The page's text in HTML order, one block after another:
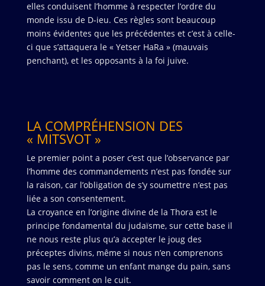
elles conduisent l’homme à respecter l’ordre du
monde issu de D-ieu. Ces règles sont beaucoup
moins évidentes que les précédentes et c’est à celle-
ci que s’attaquera le « Yetser HaRa » (mauvais
penchant), et les opposants à la foi juive.
LA COMPRÉHENSION DES
« MITSVOT »
Le premier point a poser c’est que l’observance par
l’homme des commandements n’est pas fondée sur
la raison, car l’obligation de s’y soumettre n’est pas
liée a son consentement.
La croyance en l’origine divine de la Thora est le
principe fondamental du judaïsme, sur cette base il
ne nous reste plus qu’a accepter le joug des
préceptes divins, même si nous n’en comprenons
pas le sens, comme un enfant mange du pain, sans
savoir comment on le cuit.